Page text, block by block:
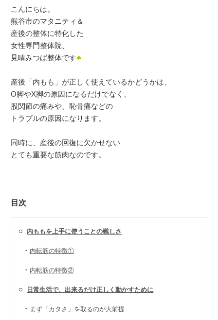
こんにちは。
熊谷市のマタニティ＆
産後の整体に特化した
女性専門整体院、
見晴みつば整体です♣
産後「内もも」が正しく使えているかどうかは、
O脚やX脚の原因になるだけでなく、
股関節の痛みや、恥骨痛などの
トラブルの原因になります。
同時に、産後の回復に欠かせない
とても重要な筋肉なのです。
目次
○ 内ももを上手に使うことの難しさ
・ 内転筋の特徴①
・ 内転筋の特徴②
○ 日常生活で、出来るだけ正しく動かすために
・ まず「カタさ」を取るのが大前提